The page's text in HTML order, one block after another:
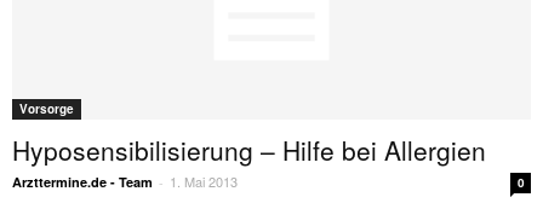
Vorsorge
Hyposensibilisierung – Hilfe bei Allergien
Arzttermine.de - Team - 1. Mai 2013 0